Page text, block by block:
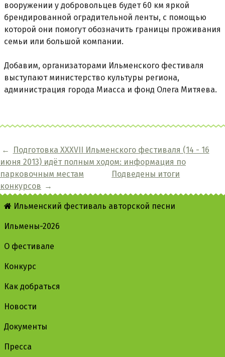
вооружении у добровольцев будет 60 км яркой
брендированной оградительной ленты, с помощью
которой они помогут обозначить границы проживания
семьи или большой компании.
Добавим, организаторами Ильменского фестиваля
выступают министерство культуры региона,
администрация города Миасса и фонд Олега Митяева.
←
Подготовка XXXVII Ильменского фестиваля (14 - 16
июня 2013) идёт полным ходом: информация по
парковочным местам
Подведены итоги
конкурсов →
Ильменский фестиваль авторской песни
Ильмены-2026
О фестивале
Конкурс
Как добраться
Новости
Документы
Пресса